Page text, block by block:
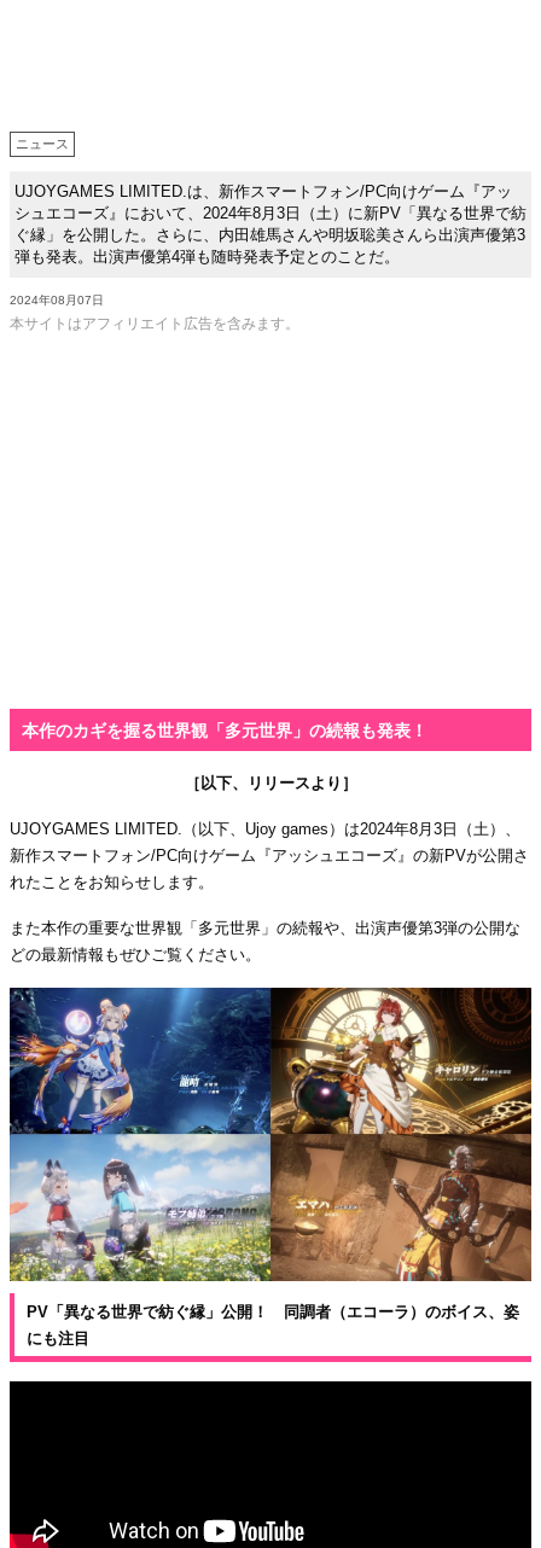
ニュース
UJOYGAMES LIMITED.は、新作スマートフォン/PC向けゲーム『アッ
シュエコーズ』において、2024年8月3日（土）に新PV「異なる世界で紡
ぐ縁」を公開した。さらに、内田雄馬さんや明坂聡美さんら出演声優第3
弾も発表。出演声優第4弾も随時発表予定とのことだ。
2024年08月07日
本サイトはアフィリエイト広告を含みます。
本作のカギを握る世界観「多元世界」の続報も発表！
［以下、リリースより］
UJOYGAMES LIMITED.（以下、Ujoy games）は2024年8月3日（土）、
新作スマートフォン/PC向けゲーム『アッシュエコーズ』の新PVが公開さ
れたことをお知らせします。
また本作の重要な世界観「多元世界」の続報や、出演声優第3弾の公開な
どの最新情報もぜひご覧ください。
PV「異なる世界で紡ぐ縁」公開！ 同調者（エコーラ）のボイス、姿
にも注目